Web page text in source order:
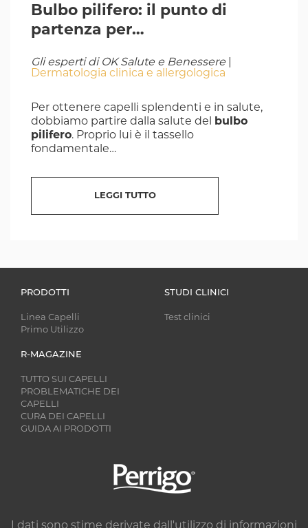
Bulbo pilifero: il punto di
partenza per…
Gli esperti di OK Salute e Benessere
Dermatologia clinica e allergologica
Per ottenere capelli splendenti e in salute,
dobbiamo partire dalla salute del
bulbo
pilifero. Proprio lui è il tassello
fondamentale…
LEGGI TUTTO
Image
PRODOTTI
Linea Capelli
Primo Utilizzo
STUDI CLINICI
Test clinici
R-MAGAZINE
TUTTO SUI CAPELLI
PROBLEMATICHE DEI
CAPELLI
CURA DEI CAPELLI
GUIDA AI PRODOTTI
I dati sono stime derivate dall'utilizzo di informazioni